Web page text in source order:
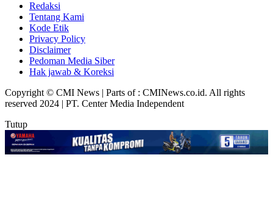
Redaksi
Tentang Kami
Kode Etik
Privacy Policy
Disclaimer
Pedoman Media Siber
Hak jawab & Koreksi
Copyright © CMI News | Parts of : CMINews.co.id. All rights
reserved 2024 | PT. Center Media Independent
Tutup